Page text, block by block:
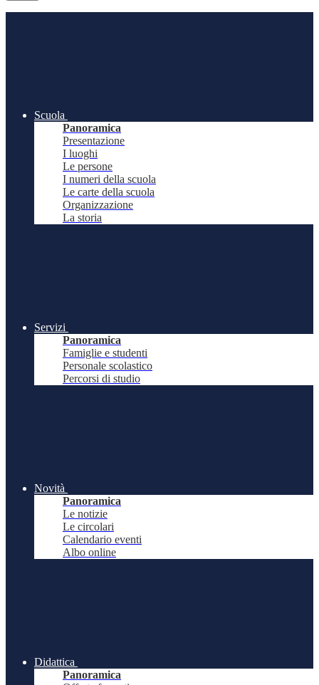
Scuola
Panoramica
Presentazione
I luoghi
Le persone
I numeri della scuola
Le carte della scuola
Organizzazione
La storia
Servizi
Panoramica
Famiglie e studenti
Personale scolastico
Percorsi di studio
Novità
Panoramica
Le notizie
Le circolari
Calendario eventi
Albo online
Didattica
Panoramica